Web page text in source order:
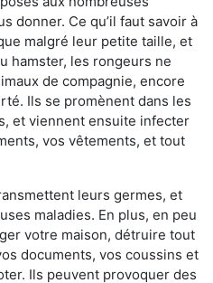
donner. Ce qu’il faut savoir à
malgré leur petite taille, et
hamster, les rongeurs ne
de compagnie, encore
Ils se promènent dans les
et viennent ensuite infecter
vos vêtements, et tout
leurs germes, et
maladies. En plus, en peu
votre maison, détruire tout
documents, vos coussins et
Ils peuvent provoquer des